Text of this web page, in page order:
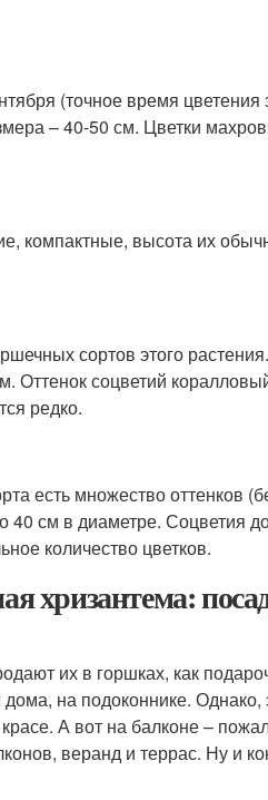
(точное время цветения
– 40-50 см. Цветки
компактные, высота их
сортов этого
Оттенок соцветий
редко.
есть множество оттенков
см в диаметре. Соцветия
количество цветков.
хризантема:
их в горшках, как
на подоконнике. Однако,
А вот на балконе –
веранд и террас. Ну и